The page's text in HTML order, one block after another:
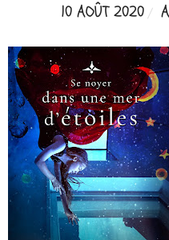
10 AOÛT 2020